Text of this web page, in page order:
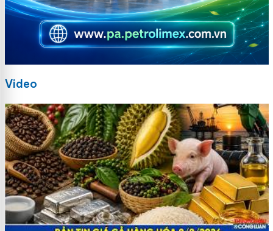
Video